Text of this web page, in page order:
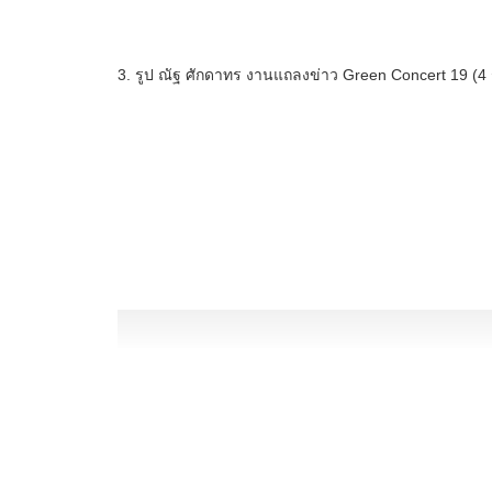
3. รูป ณัฐ ศักดาทร งานแถลงข่าว Green Concert 19 (4